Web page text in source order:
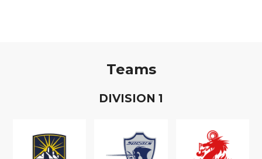
Teams
DIVISION 1